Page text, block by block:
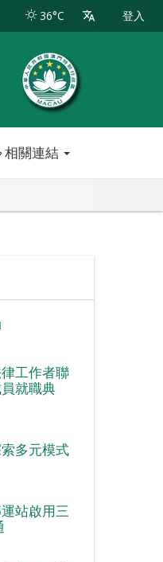
36°C 登入
相關連結
工作者聯
就職典
多元模式
站啟用三